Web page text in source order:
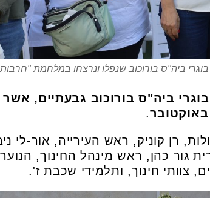
בוגרי ביה"ס בורוכוב שנפלו ונרצחו במלחמת
ביה"ס בורוכוב גבעתיים,
.
רן קוניק, ראש העירייה, אור-לי
גור כהן, ראש מינהל החינוך, הנוער
צוותי חינוך, ותלמידי שכבת ז'.